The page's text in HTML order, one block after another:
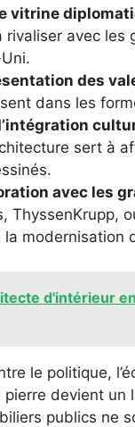
vitrine
rivaliser avec
des
dans les
sert à
avec les
ThyssenKrupp,
la modernisation
d'intérieur
le politique,
pierre devient
publics ne